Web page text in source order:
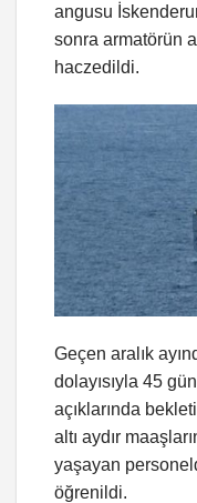
angusu
sonra armatörün
haczedildi.
Geçen aralık
dolayısıyla 45
açıklarında
altı aydır
yaşayan
öğrenildi.